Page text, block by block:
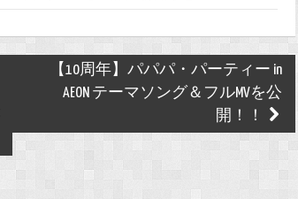
【10周年】パパパ・パーティー in
AEON テーマソング＆フルMVを公
開！！